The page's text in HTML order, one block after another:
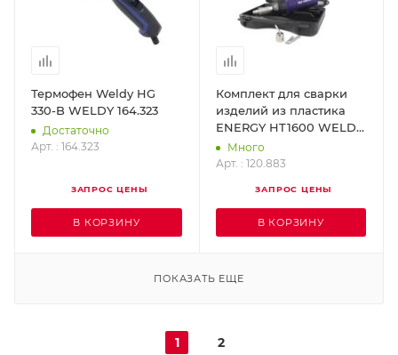
Термофен Weldy HG
330-B WELDY 164.323
Достаточно
Арт. : 164.323
ЗАПРОС ЦЕНЫ
В КОРЗИНУ
Комплект для сварки
изделий из пластика
ENERGY HT1600 WELDY
120.883
Много
Арт. : 120.883
ЗАПРОС ЦЕНЫ
В КОРЗИНУ
ПОКАЗАТЬ ЕЩЕ
1 2